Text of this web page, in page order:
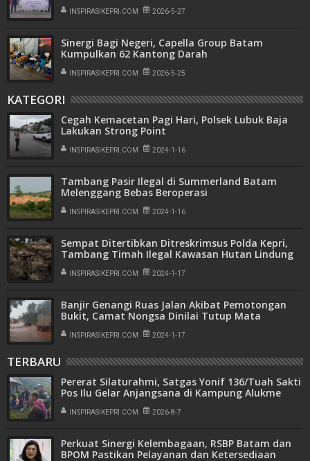
INSPIRASIKEPRI.COM 2026-5-27
Sinergi Bagi Negeri, Capella Group Batam
Kumpulkan 62 Kantong Darah
INSPIRASIKEPRI.COM 2026-5-25
KATEGORI
Cegah Kemacetan Pagi Hari, Polsek Lubuk Baja
Lakukan Strong Point
INSPIRASIKEPRI.COM 2024-1-16
Tambang Pasir Ilegal di Summerland Batam
Melenggang Bebas Beroperasi
INSPIRASIKEPRI.COM 2024-1-16
Sempat Ditertibkan Ditreskrimsus Polda Kepri,
Tambang Timah Ilegal Kawasan Hutan Lindung
Lingga Kembali Beroperasi
INSPIRASIKEPRI.COM 2024-1-17
Banjir Genangi Ruas Jalan Akibat Pemotongan
Bukit, Camat Nongsa Dinilai Tutup Mata
INSPIRASIKEPRI.COM 2024-1-17
TERBARU
Pererat Silaturahmi, Satgas Yonif 136/Tuah Sakti
Pos Ilu Gelar Anjangsana di Kampung Alukme
INSPIRASIKEPRI.COM 2026-8-7
Perkuat Sinergi Kelembagaan, RSBP Batam dan
BPOM Pastikan Pelayanan dan Ketersediaan